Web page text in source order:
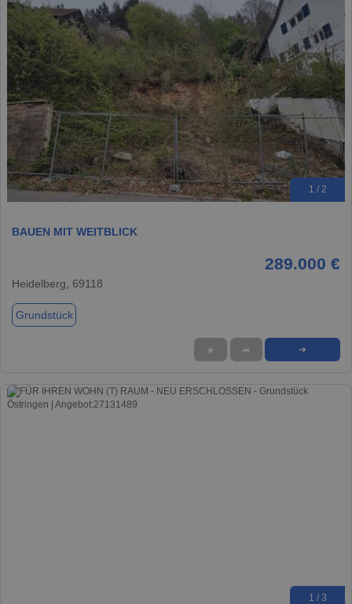
1 / 2
BAUEN MIT WEITBLICK
289.000 €
Heidelberg, 69118
Grundstück
★ ➦ ➜
1 / 3